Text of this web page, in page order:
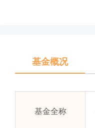
基金概况
基金全称